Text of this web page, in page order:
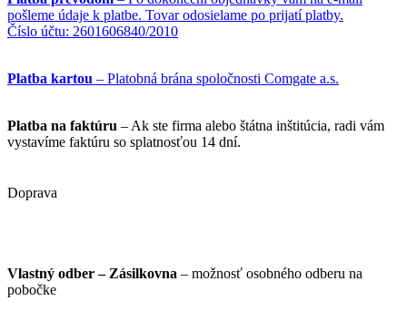
pošleme údaje k platbe. Tovar odosielame po prijatí platby.
Číslo účtu: 2601606840/2010
Platba kartou – Platobná brána spoločnosti Comgate a.s.
Platba na faktúru – Ak ste firma alebo štátna inštitúcia, radi vám
vystavíme faktúru so splatnosťou 14 dní.
Doprava
Vlastný odber – Zásilkovna – možnosť osobného odberu na
pobočke